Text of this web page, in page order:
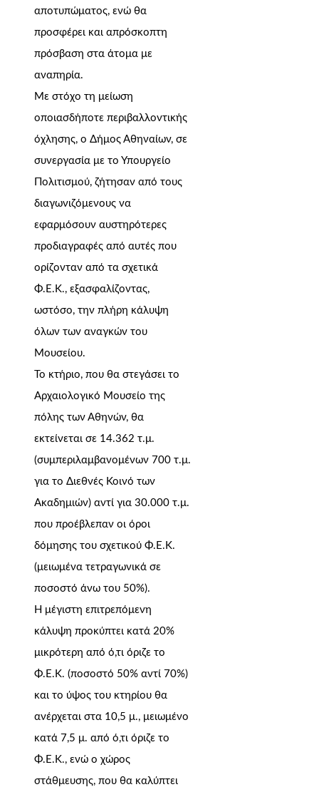
αποτυπώματος, ενώ θα
προσφέρει και απρόσκοπτη
πρόσβαση στα άτομα με
αναπηρία.
Με στόχο τη μείωση
οποιασδήποτε περιβαλλοντικής
όχλησης, ο Δήμος Αθηναίων, σε
συνεργασία με το Υπουργείο
Πολιτισμού, ζήτησαν από τους
διαγωνιζόμενους να
εφαρμόσουν αυστηρότερες
προδιαγραφές από αυτές που
ορίζονταν από τα σχετικά
Φ.Ε.Κ., εξασφαλίζοντας,
ωστόσο, την πλήρη κάλυψη
όλων των αναγκών του
Μουσείου.
Το κτήριο, που θα στεγάσει το
Αρχαιολογικό Μουσείο της
πόλης των Αθηνών, θα
εκτείνεται σε 14.362 τ.μ.
(συμπεριλαμβανομένων 700 τ.μ.
για το Διεθνές Κοινό των
Ακαδημιών) αντί για 30.000 τ.μ.
που προέβλεπαν οι όροι
δόμησης του σχετικού Φ.Ε.Κ.
(μειωμένα τετραγωνικά σε
ποσοστό άνω του 50%).
Η μέγιστη επιτρεπόμενη
κάλυψη προκύπτει κατά 20%
μικρότερη από ό,τι όριζε το
Φ.Ε.Κ. (ποσοστό 50% αντί 70%)
και το ύψος του κτηρίου θα
ανέρχεται στα 10,5 μ., μειωμένο
κατά 7,5 μ. από ό,τι όριζε το
Φ.Ε.Κ., ενώ ο χώρος
στάθμευσης, που θα καλύπτει